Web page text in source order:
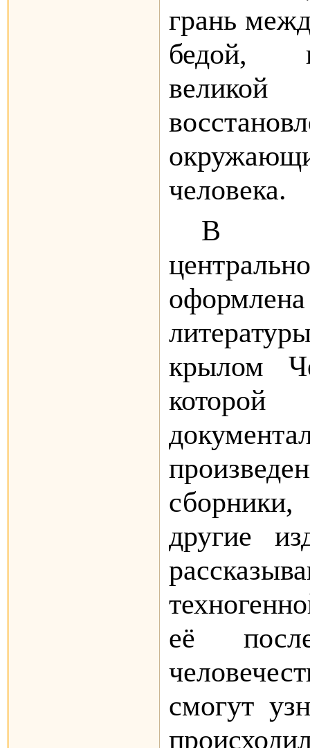
грань
бедой,
человека.
В
крылом
которой
другие
её
смогут